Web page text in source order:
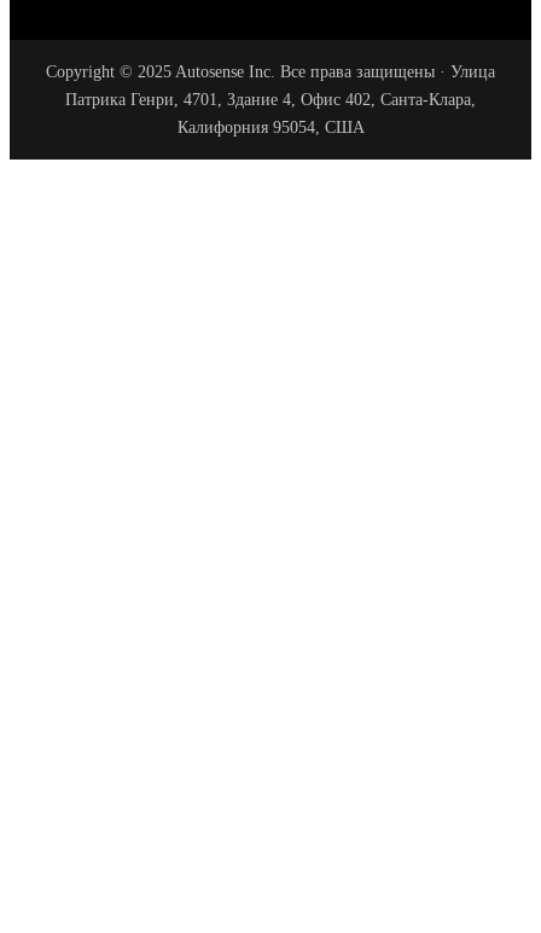
Copyright © 2025 Autosense Inc. Все права защищены · Улица
Патрика Генри, 4701, Здание 4, Офис 402, Санта-Клара,
Калифорния 95054, США